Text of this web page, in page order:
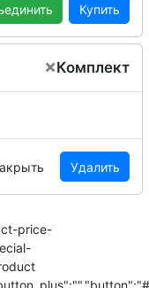
Купить
×Комплект
Удалить
price-